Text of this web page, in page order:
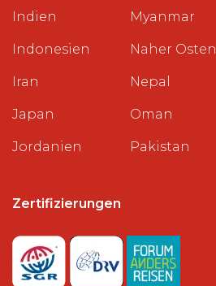
Indien
Indonesien
Iran
Japan
Jordanien
Myanmar
Naher Osten
Nepal
Oman
Pakistan
Zertifizierungen